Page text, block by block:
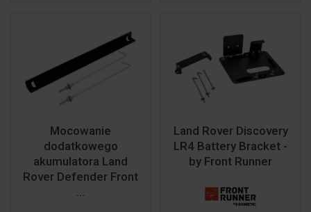
Mocowanie
dodatkowego
akumulatora Land
Rover Defender Front
...
Land Rover Discovery
LR4 Battery Bracket -
by Front Runner